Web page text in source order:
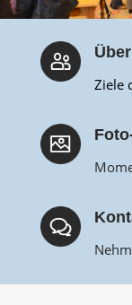
Ziele